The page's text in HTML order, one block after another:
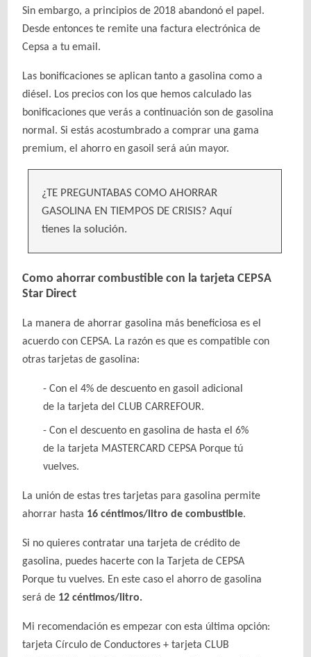
Sin embargo, a principios de 2018 abandonó el papel.
Desde entonces te remite una factura electrónica de
Cepsa a tu email.
Las bonificaciones se aplican tanto a gasolina como a
diésel. Los precios con los que hemos calculado las
bonificaciones que verás a continuación son de gasolina
normal. Si estás acostumbrado a comprar una gama
premium, el ahorro en gasoil será aún mayor.
¿TE PREGUNTABAS COMO AHORRAR
GASOLINA EN TIEMPOS DE CRISIS? Aquí
tienes la solución.
Como ahorrar combustible con la tarjeta CEPSA
Star Direct
La manera de ahorrar gasolina más beneficiosa es el
acuerdo con CEPSA. La razón es que es compatible con
otras tarjetas de gasolina:
Con el 4% de descuento en gasoil adicional
de la tarjeta del CLUB CARREFOUR.
Con el descuento en gasolina de hasta el 6%
de la tarjeta MASTERCARD CEPSA Porque tú
vuelves.
La unión de estas tres tarjetas para gasolina permite
ahorrar hasta 16 céntimos/litro de combustible.
Si no quieres contratar una tarjeta de crédito de
gasolina, puedes hacerte con la Tarjeta de CEPSA
Porque tu vuelves. En este caso el ahorro de gasolina
será de 12 céntimos/litro.
Mi recomendación es empezar con esta última opción:
tarjeta Círculo de Conductores + tarjeta CLUB